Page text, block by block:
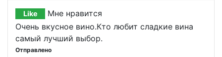
Like
Мне нравится
Очень вкусное вино.Кто любит сладкие вина
самый лучший выбор.
Отправлено